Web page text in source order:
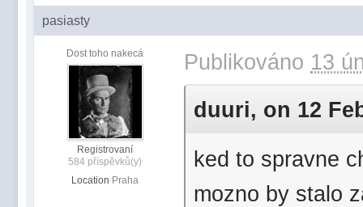
pasiasty
Dost toho nakecá
Registrovaní
584 příspěvků(y)
Location Praha
Publikováno 13
duuri, on 12
ked to spravne
mozno by stalo